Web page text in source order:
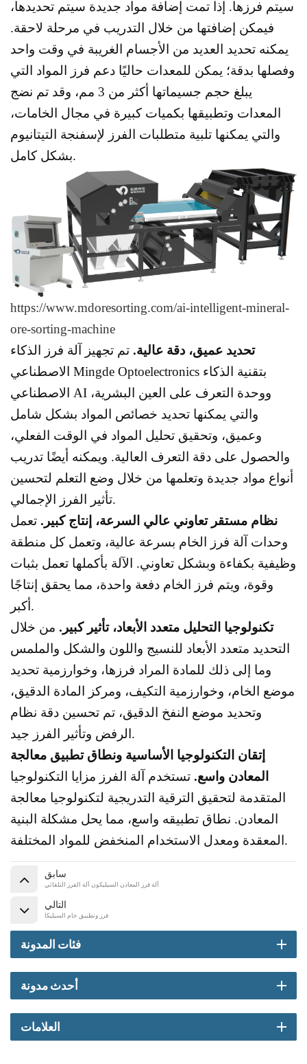
سيتم فرزها. إذا تمت إضافة مواد جديدة سيتم تحديدها،
فيمكن إضافتها من خلال التدريب في مرحلة لاحقة.
يمكنه تحديد العديد من الأجسام الغريبة في وقت واحد
وفصلها بدقة؛ يمكن للمعدات حاليًا دعم فرز المواد التي
يبلغ حجم جسيماتها أكثر من 3 مم، وقد تم نضج
المعدات وتطبيقها بكميات كبيرة في مجال الخامات،
والتي يمكنها تلبية متطلبات الفرز لإسفنجة التيتانيوم
بشكل كامل.
https://www.mdoresorting.com/ai-intelligent-mineral-
ore-sorting-machine
تحديد عميق، دقة عالية. تم تجهيز آلة فرز الذكاء
الاصطناعي Mingde Optoelectronics بتقنية الذكاء
الاصطناعي AI ووحدة التعرف على العين البشرية،
والتي يمكنها تحديد خصائص المواد بشكل شامل
وعميق، وتحقيق تحليل المواد في الوقت الفعلي،
والحصول على دقة التعرف العالية. ويمكنه أيضًا تدريب
أنواع مواد جديدة وتعلمها من خلال وضع التعلم لتحسين
تأثير الفرز الإجمالي.
نظام مستقر تعاوني عالي السرعة، إنتاج كبير. تعمل
وحدات آلة فرز الخام بسرعة عالية، وتعمل كل منطقة
وظيفية بكفاءة وبشكل تعاوني. الآلة بأكملها تعمل بثبات
وقوة، ويتم فرز الخام دفعة واحدة، مما يحقق إنتاجًا
أكبر.
تكنولوجيا التحليل متعدد الأبعاد، تأثير كبير. من خلال
التحديد متعدد الأبعاد للنسيج واللون والشكل والملمس
وما إلى ذلك للمادة المراد فرزها، وخوارزمية تحديد
موضع الخام، وخوارزمية التكيف، ومركز المادة الدقيق،
وتحديد موضع النفخ الدقيق، تم تحسين دقة نظام
الرفض وتأثير الفرز جيد.
إتقان التكنولوجيا الأساسية ونطاق تطبيق معالجة
المعادن واسع. تستخدم آلة الفرز مزايا التكنولوجيا
المتقدمة لتحقيق الترقية التدريجية لتكنولوجيا معالجة
المعادن. نطاق تطبيقه واسع، مما يحل مشكلة البنية
المعقدة ومعدل الاستخدام المنخفض للمواد المختلفة.
سابق
آلة فرز المعادن السيليكون آلة الفرز التلقائي
التالي
فرز وتطبيق خام السيليكا
فئات المدونة
أحدث مدونة
العلامات